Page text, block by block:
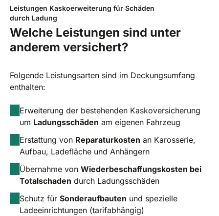
Leistungen Kaskoerweiterung für Schäden
durch Ladung
Welche Leistungen sind unter
anderem versichert?
Folgende Leistungsarten sind im Deckungsumfang
enthalten:
Erweiterung der bestehenden Kaskoversicherung
um Ladungsschäden am eigenen Fahrzeug
Erstattung von Reparaturkosten an Karosserie,
Aufbau, Ladefläche und Anhängern
Übernahme von Wiederbeschaffungskosten bei
Totalschaden durch Ladungsschäden
Schutz für Sonderaufbauten und spezielle
Ladeeinrichtungen (tarifabhängig)